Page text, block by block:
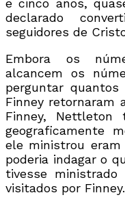
e cinco anos,
declarado
seguidores de
Embora os
alcancem os
perguntar quantos
Finney retornaram
Finney, Nettleton
geograficamente
ele ministrou eram
poderia indagar o
tivesse ministrado
visitados por Finney.